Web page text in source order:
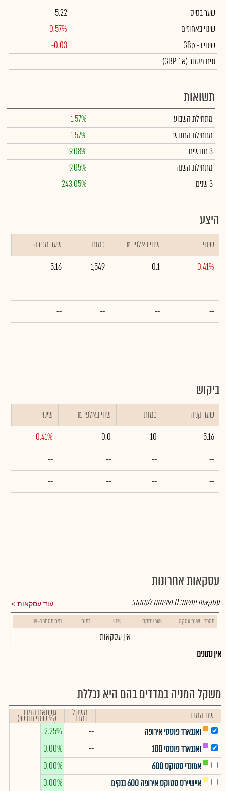
שער בסיס
5.22
שינוי באחוזים
-0.57%
שינויב- GBp
-0.03
נפח מסחר(א` GBP)
תשואות
מתחילת השבוע
1.57%
מתחילת החודש
1.57%
3 חודשים
19.08%
מתחילת השנה
9.05%
3 שנים
243.05%
היצע
שינוי ₪ שווי באלפי כמות
שער מכירה
-0.41%
0.1
1,549
5.16
--
--
--
--
--
--
--
--
--
--
--
--
--
--
--
--
ביקוש
שער קניה כמות ₪ שווי באלפי
שינוי
5.16
10
0.0
-0.41%
--
--
--
--
--
--
--
--
--
--
--
--
--
--
--
--
עסקאות אחרונות
עוד עסקאות עסקאות יומיות:0מינימום לעסקה:
מספר שעת עסקה שער עסקה שינוי כמות נפח מסחר ב- ₪
אין עסקאות
אין נתונים
משקל המניה במדדים בהם היא נכללת
שם המדד משקל
במדד תשואת המדד
(% שינוי חודשי)
ואנגארד פוטסי אירופה
--
2.25%
ואנגארד פוטסי 100
--
0.00%
אמונדי סטוקס 600
--
0.00%
איישיירס סטוקס אירופה 600 בנקים
--
0.00%